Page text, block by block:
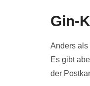
Gin-
Anders als
Es gibt
der